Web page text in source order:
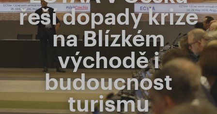
řeší dopady krize
na Blízkém
východě i
budoucnost
turismu